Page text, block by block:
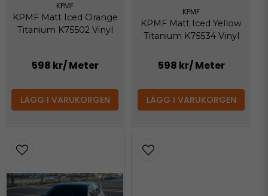
KPMF
KPMF Matt Iced Orange
Titanium K75502 Vinyl
598 kr/ Meter
LÄGG I VARUKORGEN
KPMF
KPMF Matt Iced Yellow
Titanium K75534 Vinyl
598 kr/ Meter
LÄGG I VARUKORGEN